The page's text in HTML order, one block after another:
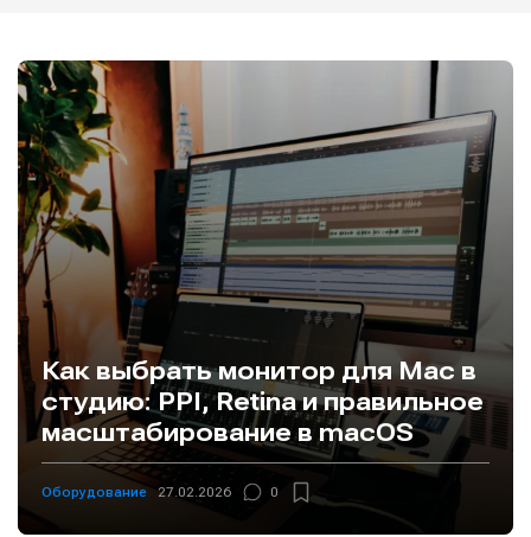
Как выбрать монитор для Mac в
студию: PPI, Retina и правильное
масштабирование в macOS
Оборудование 27.02.2026 0